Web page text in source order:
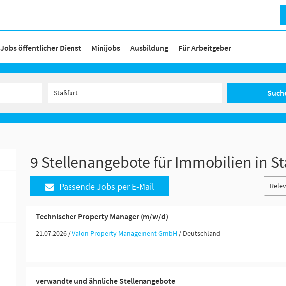
Jobs öffentlicher Dienst Minijobs Ausbildung Für Arbeitgeber
9 Stellenangebote für Immobilien in
Passende Jobs per E-Mail
Technischer Property Manager (m/w/d)
21.07.2026 /Valon Property Management GmbH / Deutschland
verwandte und ähnliche Stellenangebote